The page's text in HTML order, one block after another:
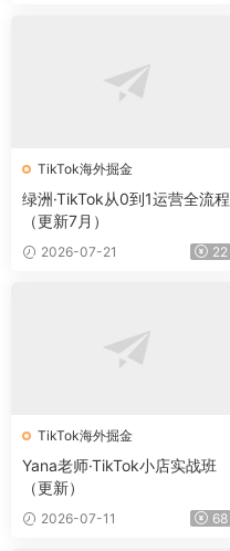
TikTok海外掘金
绿洲·TikTok从0到1运营全流程
（更新7月）
2026-07-21 22
TikTok海外掘金
Yana老师·TikTok小店实战班
（更新）
2026-07-11 68